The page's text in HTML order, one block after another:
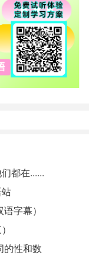
都在......
字幕）
的性和数